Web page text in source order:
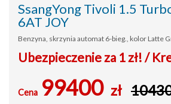
SsangYong Tivoli 1.5
6AT JOY
Benzyna, skrzynia automat 6-bieg., kolor Latte
Ubezpieczenie za 1 zł! /
Cena 99400 zł